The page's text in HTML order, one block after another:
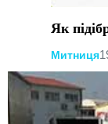
Як
Митниця